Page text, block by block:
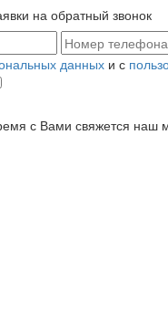
на обратный звонок
данных и с
с Вами свяжется наш